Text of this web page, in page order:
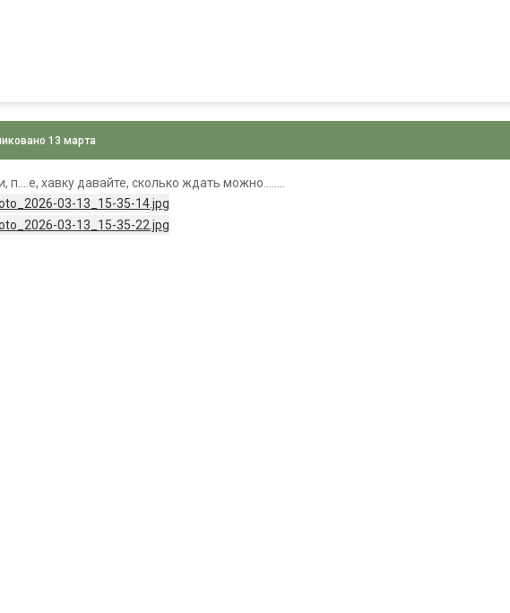
13 марта
п....е, хавку давайте, сколько ждать можно........